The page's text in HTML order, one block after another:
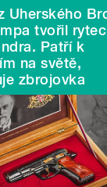
Uherského
tvořil rytec
Patří k
na světě,
zbrojovka